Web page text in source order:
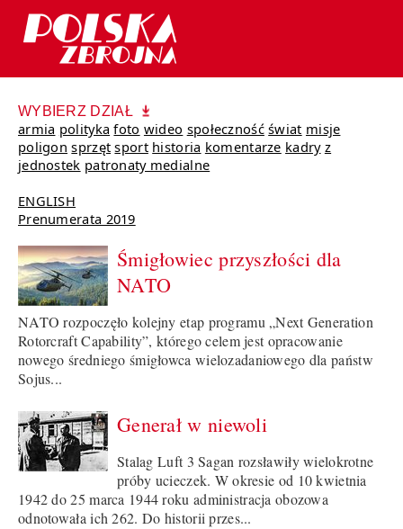
WYBIERZ DZIAŁ
armia polityka foto wideo społeczność świat misje
poligon sprzęt sport historia komentarze kadry z
jednostek patronaty medialne
ENGLISH
Prenumerata 2019
Śmigłowiec przyszłości dla
NATO
NATO rozpoczęło kolejny etap programu „Next Generation
Rotorcraft Capability”, którego celem jest opracowanie
nowego średniego śmigłowca wielozadaniowego dla państw
Sojus...
Generał w niewoli
Stalag Luft 3 Sagan rozsławiły wielokrotne
próby ucieczek. W okresie od 10 kwietnia
1942 do 25 marca 1944 roku administracja obozowa
odnotowała ich 262. Do historii przes...